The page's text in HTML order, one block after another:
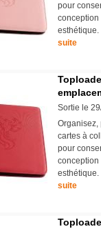
pour
conception
suite
Sortie le
Organisez,
cartes à
pour
conception
suite